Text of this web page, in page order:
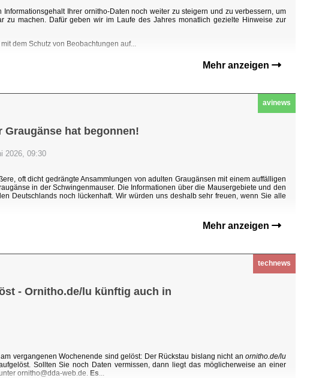
Ihrer ornitho-Daten noch weiter zu steigern und zu verbessern, um
zu machen. Dafür geben wir im Laufe des Jahres monatlich gezielte Hinweise zur
dem Schutz von Beobachtungen auf...
Mehr anzeigen
avinews
hat begonnen!
2026, 09:30
oft dicht gedrängte Ansammlungen von adulten Graugänsen mit einem auffälligen
in der Schwingenmauser. Die Informationen über die Mausergebiete und den
Deutschlands noch lückenhaft. Wir würden uns deshalb sehr freuen, wenn Sie alle
Mehr anzeigen
technews
- Ornitho.de/lu künftig auch in
vergangenen Wochenende sind gelöst: Der Rückstau bislang nicht an ornitho.de/lu
Sollten Sie noch Daten vermissen, dann liegt das möglicherweise an einer
ornitho@dda-web.de. Es...